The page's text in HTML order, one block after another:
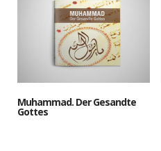
Muhammad. Der Gesandte
Gottes